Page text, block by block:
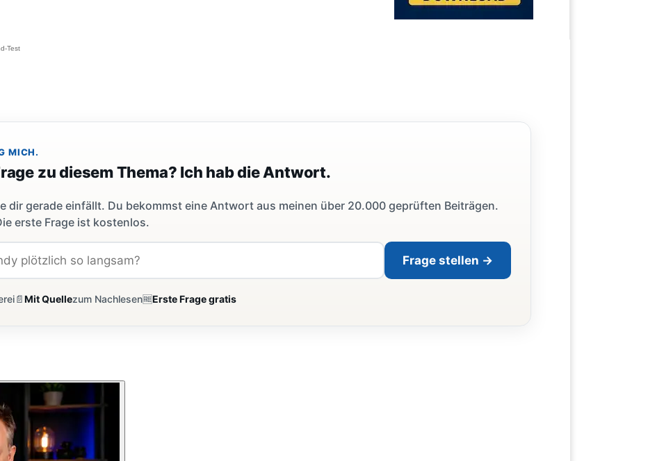
Test
MICH.
zu diesem Thema? Ich hab die Antwort.
dir gerade einfällt. Du bekommst eine Antwort aus meinen über 20.000 geprüften Beiträgen.
erste Frage ist kostenlos.
Frage stellen →
📄Mit Quellezum Nachlesen🆓Erste Frage gratis